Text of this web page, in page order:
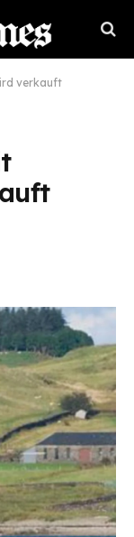
verkauft